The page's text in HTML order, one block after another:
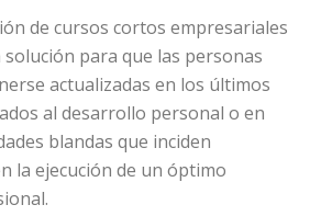
de cursos cortos empresariales
para que las personas
actualizadas en los últimos
al desarrollo personal o en
blandas que inciden
la ejecución de un óptimo